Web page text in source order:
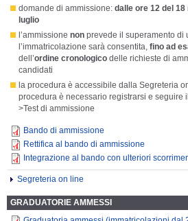
domande di ammissione: dalle ore 12 del
luglio
l’ammissione non prevede il superamento di
l’immatricolazione sarà consentita, fino ad
dell’ordine cronologico delle richieste di
candidati
la procedura è accessibile dalla Segreteria
procedura è necessario registrarsi e seguire
>Test di ammissione
Bando di ammissione
Rettifica al bando di ammissione
Integrazione al bando con ulteriori
Segreteria on line
GRADUATORIE AMMESSI